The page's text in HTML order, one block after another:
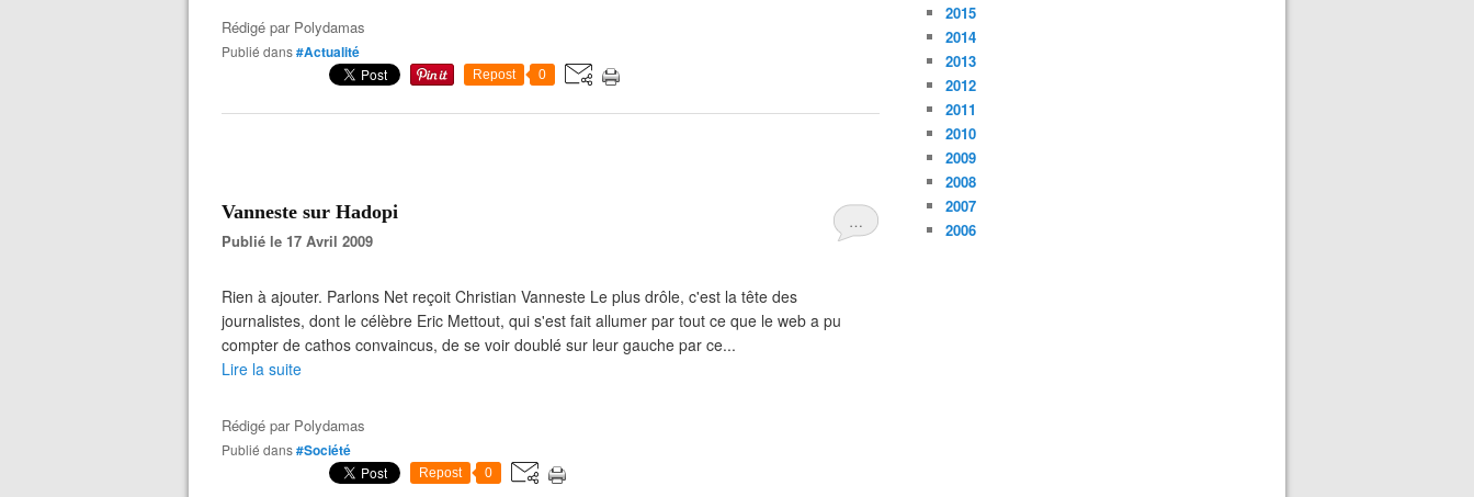
Rédigé par Polydamas
Publié dans#Actualité
Repost 0
…
Vanneste sur Hadopi
Publié le 17 Avril 2009
Rien à ajouter. Parlons Net reçoit Christian Vanneste Le plus drôle, c'est la tête des
journalistes, dont le célèbre Eric Mettout, qui s'est fait allumer par tout ce que le web a pu
compter de cathos convaincus, de se voir doublé sur leur gauche par ce...
Lire la suite
Rédigé par Polydamas
Publié dans#Société
Repost 0
2015
2014
2013
2012
2011
2010
2009
2008
2007
2006